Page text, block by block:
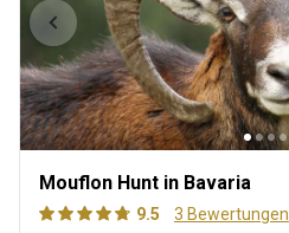
Mouflon Hunt in Bavaria
9.5
3 Bewertungen